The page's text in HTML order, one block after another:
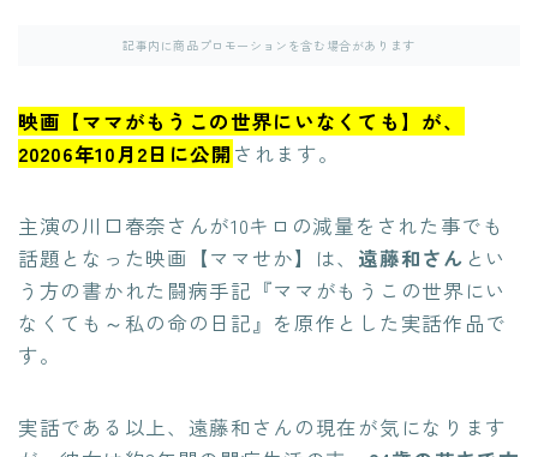
記事内に商品プロモーションを含む場合があります
映画【ママがもうこの世界にいなくても】が、
20206年10月2日に公開 されます。
主演の川口春奈さんが10キロの減量をされた事でも
話題となった映画【ママせか】は、 遠藤和さん とい
う方の書かれた闘病手記『ママがもうこの世界にい
なくても～私の命の日記』を原作とした実話作品で
す。
実話である以上、遠藤和さんの現在が気になります